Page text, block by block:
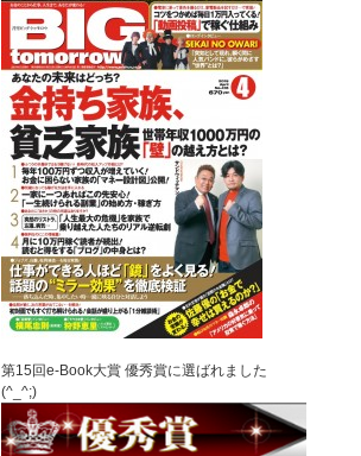
第15回e-Book大賞 優秀賞に選ばれました
(^_^;)